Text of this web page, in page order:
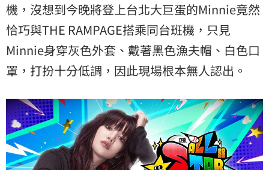
機，沒想到今晚將登上台北大巨蛋的Minnie竟然
恰巧與THE RAMPAGE搭乘同台班機，只見
Minnie身穿灰色外套、戴著黑色漁夫帽、白色口
罩，打扮十分低調，因此現場根本無人認出。